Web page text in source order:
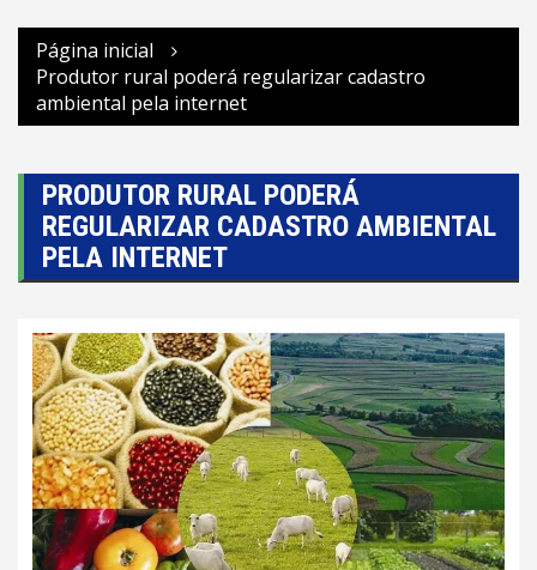
Página inicial
Produtor rural poderá regularizar cadastro
ambiental pela internet
PRODUTOR RURAL PODERÁ
REGULARIZAR CADASTRO AMBIENTAL
PELA INTERNET